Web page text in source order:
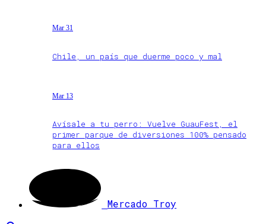
Mar 31
Chile, un país que duerme poco y mal
Mar 13
Avísale a tu perro: Vuelve GuauFest, el
primer parque de diversiones 100% pensado
para ellos
Mercado Troy